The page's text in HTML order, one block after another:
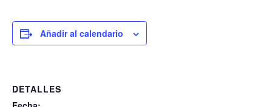
Añadir al calendario
DETALLES